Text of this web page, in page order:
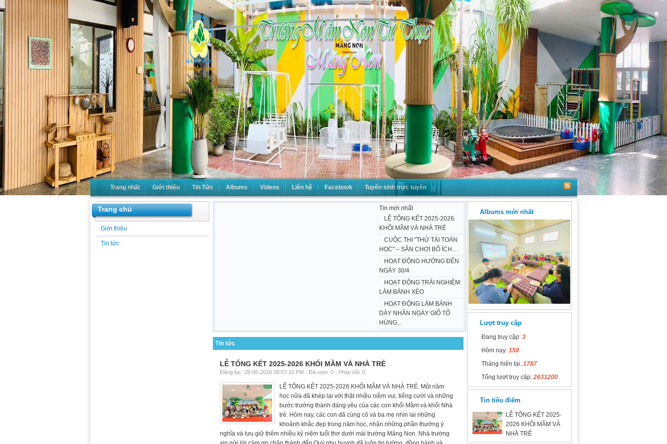
Trang nhất Giới thiệu Tin Tức Albums Videos Liên hệ Facebook Tuyển sinh trực tuyến
Trang chủ
Giới thiệu
Tin tức
Tin mới nhất
LỄ TỔNG KẾT 2025-2026
KHỐI MẦM VÀ NHÀ TRẺ
CUỘC THI "THỬ TÀI TOÁN
HỌC" – SÂN CHƠI BỔ ÍCH...
HOẠT ĐỘNG HƯỚNG ĐẾN
NGÀY 30/4
HOẠT ĐỘNG TRẢI NGHIỆM:
LÀM BÁNH XÈO
HOẠT ĐỘNG LÀM BÁNH
DÀY NHÂN NGÀY GIỖ TỔ
HÙNG...
Tin tức
LỄ TỔNG KẾT 2025-2026 KHỐI MẦM VÀ NHÀ TRẺ
Đăng lúc: 28-05-2026 08:57:10 PM - Đã xem: 0 - Phản hồi: 0
LỄ TỔNG KẾT 2025-2026 KHỐI MẦM VÀ NHÀ TRẺ. Một năm
học nữa đã khép lại với thật nhiều niềm vui, tiếng cười và những
bước trưởng thành đáng yêu của các con khối Mầm và khối Nhà
trẻ. Hôm nay, các con đã cùng cô và ba mẹ nhìn lại những
khoảnh khắc đẹp trong năm học, nhận những phần thưởng ý
nghĩa và lưu giữ thêm nhiều kỷ niệm tuổi thơ dưới mái trường Măng Non. Nhà trường
Albums mới nhất
Lượt truy cập
Đang truy cập: 3
Hôm nay: 158
Tháng hiện tại: 1787
Tổng lượt truy cập: 2631200
Tin tiêu điểm
LỄ TỔNG KẾT 2025-
2026 KHỐI MẦM VÀ
NHÀ TRẺ